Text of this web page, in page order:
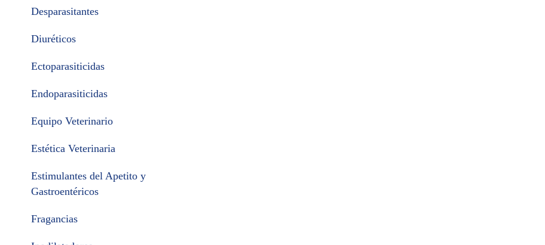
Desparasitantes
Diuréticos
Ectoparasiticidas
Endoparasiticidas
Equipo Veterinario
Estética Veterinaria
Estimulantes del Apetito y
Gastroentéricos
Fragancias